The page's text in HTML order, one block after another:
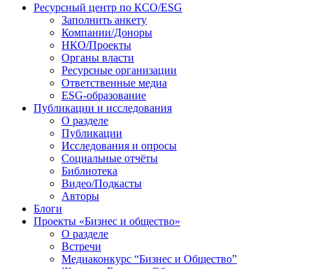
Перейти
содержимому
Ресурсный центр по КСО/ESG
Заполнить анкету
Компании/Доноры
НКО/Проекты
Органы власти
Ресурсные организации
Ответственные медиа
ESG-образование
Публикации и исследования
О разделе
Публикации
Исследования и опросы
Социальные отчёты
Библиотека
Видео/Подкасты
Авторы
Блоги
Проекты «Бизнес и общество»
О разделе
Встречи
Медиаконкурс “Бизнес и Общество”